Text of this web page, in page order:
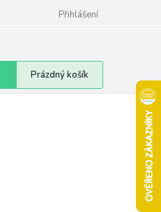
Moje objednávka
Přihlášení
Nákupní
košík
Prázdný košík